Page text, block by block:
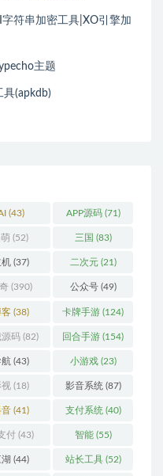
符串加密工具|XO引擎加
主题
具(apkdb)
(43) APP源码(71)
(52) 三国 (83)
机 (37) 二次元(21)
(390) 公众号(49)
客 (38) 卡牌手游 (124)
源码 (82) 回合手游 (154)
航 (43) 小游戏(23)
视 (18) 影音系统 (87)
音 (41) 支付系统 (40)
付 (43) 智能(55)
(44) 站长工具(52)